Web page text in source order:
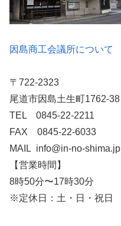
因島商工会議所について
〒722-2323
尾道市因島土生町1762-38
TEL 0845-22-2211
FAX 0845-22-6033
MAIL info@in-no-shima.jp
【営業時間】
8時50分〜17時30分
※定休日：土・日・祝日